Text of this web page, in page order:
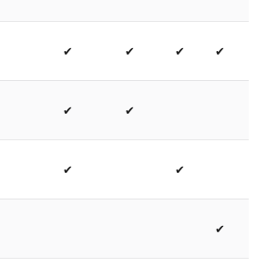
✔ ✔ ✔ ✔
✔ ✔
✔ ✔
✔